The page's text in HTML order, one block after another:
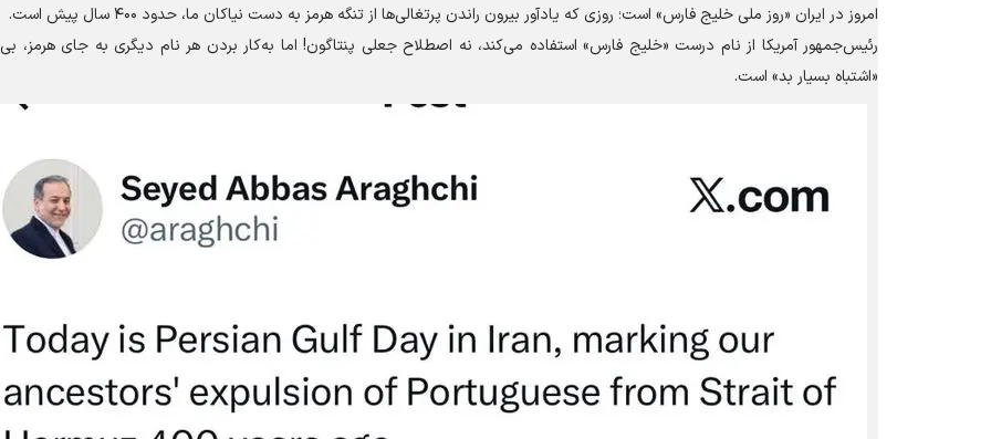
امروز در ایران «روز ملی خلیج فارس» است؛ روزی که یادآور بیرون راندن پرتغالی‌ها از تنگه هرمز به دست نیاکان ما، حدود ۴۰۰ سال پیش است.
رئیس‌جمهور آمریکا از نام درست «خلیج فارس» استفاده می‌کند، نه اصطلاح جعلی پنتاگون! اما به‌کار بردن هر نام دیگری به جای هرمز،
«اشتباه بسیار بد» است.‌